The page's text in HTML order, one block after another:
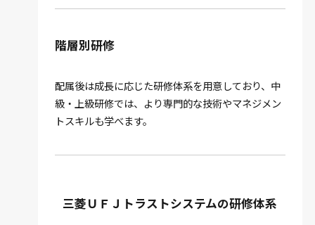
階層別研修
配属後は成長に応じた研修体系を用意しており、中
級・上級研修では、より専門的な技術やマネジメン
トスキルも学べます。
三菱ＵＦＪトラストシステムの研修体系